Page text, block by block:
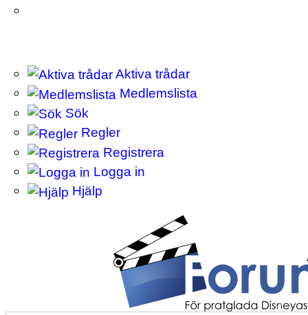
Aktiva trådar
Medlemslista
Sök
Regler
Registrera
Logga in
Hjälp